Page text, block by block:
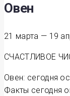
Овен
21 марта — 19
СЧАСТЛИВОЕ
Овен: сегодня
Факты сегодня